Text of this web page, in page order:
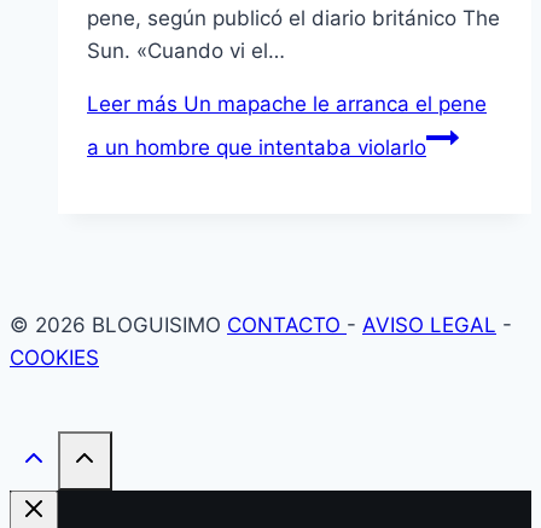
pene, según publicó el diario británico The
Sun. «Cuando vi el…
Leer más Un mapache le arranca el pene
a un hombre que intentaba violarlo
© 2026 BLOGUISIMO CONTACTO - AVISO LEGAL -
COOKIES